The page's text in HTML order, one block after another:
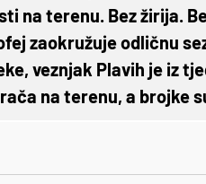
na terenu. Bez žirija.
zaokružuje odličnu
veznjak Plavih je iz
na terenu, a brojke